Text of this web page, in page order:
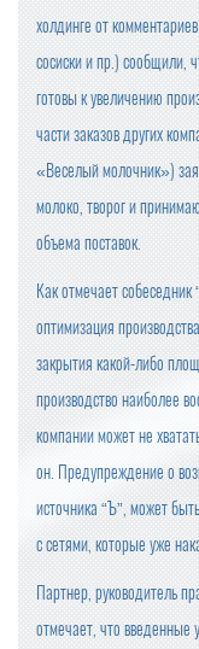
холдинге от
сосиски и пр.) сообщили,
готовы к увеличению
части заказов других
«Веселый молочник»)
молоко, творог и
объема поставок.
Как отмечает
оптимизация
закрытия какой-либо
производство наиболее
компании может не
он. Предупреждение о
источника “Ъ”, может
с сетями, которые уже
Партнер, руководитель
отмечает, что